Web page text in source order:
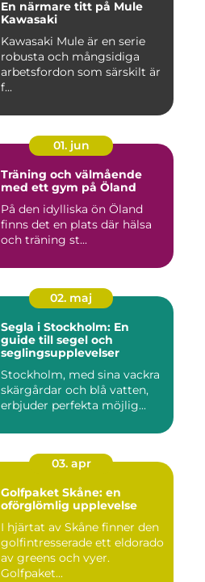
En närmare titt på Mule
Kawasaki
Kawasaki Mule är en serie
robusta och mångsidiga
arbetsfordon som särskilt är
f...
01. jun
Träning och välmående
med ett gym på Öland
På den idylliska ön Öland
finns det en plats där hälsa
och träning st...
02. maj
Segla i Stockholm: En
guide till segel och
seglingsupplevelser
Stockholm, med sina vackra
skärgårdar och blå vatten,
erbjuder perfekta möjlig...
03. apr
Golfpaket Skåne: en
oförglömlig upplevelse
I hjärtat av Skåne finner den
golfintresserade ett eldorado
av greens och vyer.
Golfpaket...